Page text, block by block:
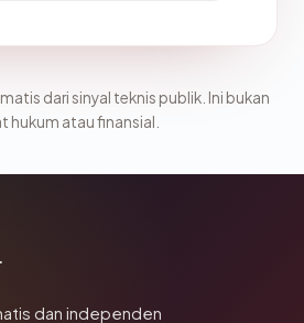
dari sinyal teknis publik. Ini bukan
hukum atau finansial.
dan independen